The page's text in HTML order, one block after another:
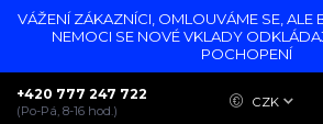
VÁŽENÍ ZÁKAZNÍCI, OMLOUVÁME SE,
NEMOCI SE NOVÉ VKLADY
POCHOPENÍ
CZK
+420 777 247 722
(Po-Pá, 8-16 hod.)